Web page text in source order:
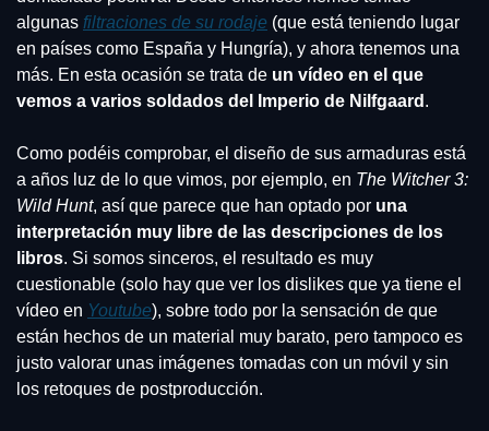
algunas filtraciones de su rodaje (que está teniendo lugar
en países como España y Hungría), y ahora tenemos una
más. En esta ocasión se trata de un vídeo en el que
vemos a varios soldados del Imperio de Nilfgaard .
Como podéis comprobar, el diseño de sus armaduras está
a años luz de lo que vimos, por ejemplo, en The Witcher 3:
Wild Hunt, así que parece que han optado por una
interpretación muy libre de las descripciones de los
libros. Si somos sinceros, el resultado es muy
cuestionable (solo hay que ver los dislikes que ya tiene el
vídeo en Youtube), sobre todo por la sensación de que
están hechos de un material muy barato, pero tampoco es
justo valorar unas imágenes tomadas con un móvil y sin
los retoques de postproducción.